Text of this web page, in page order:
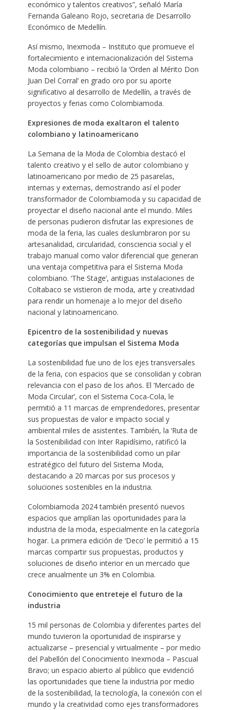
económico y talentos creativos”, señaló María
Fernanda Galeano Rojo, secretaria de Desarrollo
Económico de Medellín.
Así mismo, Inexmoda – Instituto que promueve el
fortalecimiento e internacionalización del Sistema
Moda colombiano – recibió la ‘Orden al Mérito Don
Juan Del Corral’ en grado oro por su aporte
significativo al desarrollo de Medellín, a través de
proyectos y ferias como Colombiamoda.
Expresiones de moda exaltaron el talento
colombiano y latinoamericano
La Semana de la Moda de Colombia destacó el
talento creativo y el sello de autor colombiano y
latinoamericano por medio de 25 pasarelas,
internas y externas, demostrando así el poder
transformador de Colombiamoda y su capacidad de
proyectar el diseño nacional ante el mundo. Miles
de personas pudieron disfrutar las expresiones de
moda de la feria, las cuales deslumbraron por su
artesanalidad, circularidad, consciencia social y el
trabajo manual como valor diferencial que generan
una ventaja competitiva para el Sistema Moda
colombiano. ‘The Stage’, antiguas instalaciones de
Coltabaco se vistieron de moda, arte y creatividad
para rendir un homenaje a lo mejor del diseño
nacional y latinoamericano.
Epicentro de la sostenibilidad y nuevas
categorías que impulsan el Sistema Moda
La sostenibilidad fue uno de los ejes transversales
de la feria, con espacios que se consolidan y cobran
relevancia con el paso de los años. El ‘Mercado de
Moda Circular’, con el Sistema Coca-Cola, le
permitió a 11 marcas de emprendedores, presentar
sus propuestas de valor e impacto social y
ambiental miles de asistentes. También, la ‘Ruta de
la Sostenibilidad con Inter Rapidísimo, ratificó la
importancia de la sostenibilidad como un pilar
estratégico del futuro del Sistema Moda,
destacando a 20 marcas por sus procesos y
soluciones sostenibles en la industria.
Colombiamoda 2024 también presentó nuevos
espacios que amplían las oportunidades para la
industria de la moda, especialmente en la categoría
hogar. La primera edición de ‘Deco’ le permitió a 15
marcas compartir sus propuestas, productos y
soluciones de diseño interior en un mercado que
crece anualmente un 3% en Colombia.
Conocimiento que entreteje el futuro de la
industria
15 mil personas de Colombia y diferentes partes del
mundo tuvieron la oportunidad de inspirarse y
actualizarse – presencial y virtualmente – por medio
del Pabellón del Conocimiento Inexmoda – Pascual
Bravo; un espacio abierto al público que evidenció
las oportunidades que tiene la industria por medio
de la sostenibilidad, la tecnología, la conexión con el
mundo y la creatividad como ejes transformadores